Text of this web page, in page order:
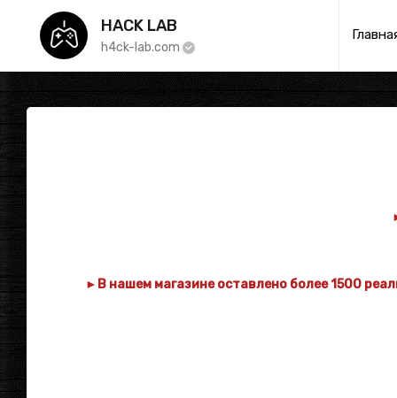
HACK LAB
h4ck-lab.com
► В нашем магазине оставлено более 1500